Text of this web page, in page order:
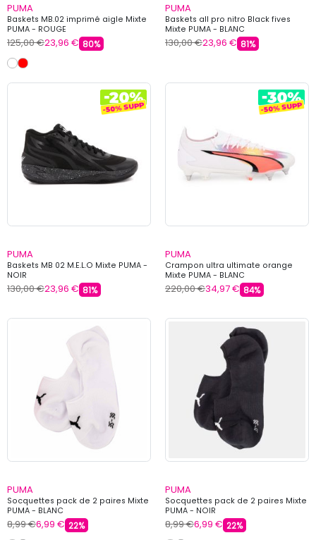
PUMA
Baskets MB.02 imprimé aigle Mixte
PUMA - ROUGE
125,00 €23,96 € 80%
PUMA
Baskets all pro nitro Black fives
Mixte PUMA - BLANC
130,00 €23,96 € 81%
PUMA
Baskets MB 02 M.E.L.O Mixte PUMA -
NOIR
130,00 €23,96 € 81%
PUMA
Crampon ultra ultimate orange
Mixte PUMA - BLANC
220,00 €34,97 € 84%
PUMA
Socquettes pack de 2 paires Mixte
PUMA - BLANC
8,99 €6,99 € 22%
PUMA
Socquettes pack de 2 paires Mixte
PUMA - NOIR
8,99 €6,99 € 22%